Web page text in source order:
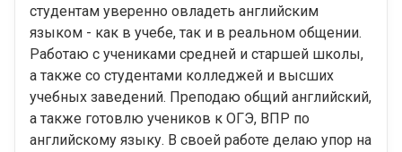
студентам уверенно овладеть английским
языком - как в учебе, так и в реальном общении.
Работаю с учениками средней и старшей школы,
а также со студентами колледжей и высших
учебных заведений. Преподаю общий английский,
а также готовлю учеников к ОГЭ, ВПР по
английскому языку. В своей работе делаю упор на